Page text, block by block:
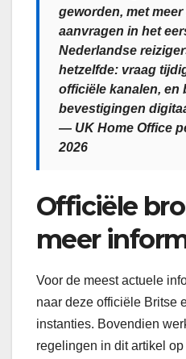
geworden, met
aanvragen in het
Nederlandse
hetzelfde: vraag
officiële kanalen, en
bevestigingen
— UK Home Office
2026
Officiële
meer
Voor de meest actuele
naar deze officiële Britse
instanties. Bovendien
regelingen in dit artikel